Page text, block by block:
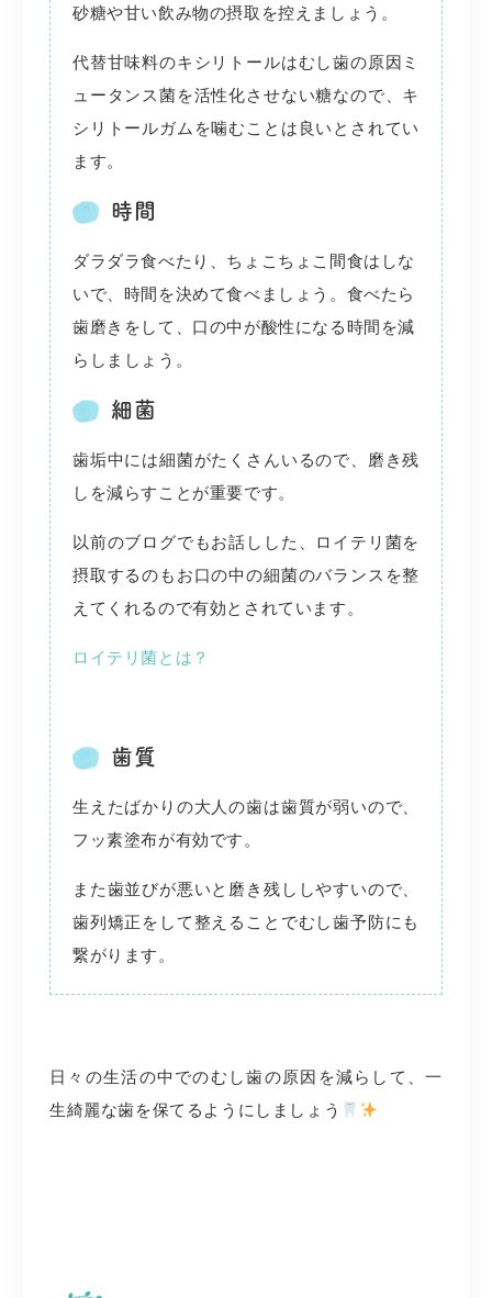
砂糖や甘い飲み物の摂取を控えましょう。
代替甘味料のキシリトールはむし歯の原因ミ
ュータンス菌を活性化させない糖なので、キ
シリトールガムを噛むことは良いとされてい
ます。
時間
ダラダラ食べたり、ちょこちょこ間食はしな
いで、時間を決めて食べましょう。食べたら
歯磨きをして、口の中が酸性になる時間を減
らしましょう。
細菌
歯垢中には細菌がたくさんいるので、磨き残
しを減らすことが重要です。
以前のブログでもお話しした、ロイテリ菌を
摂取するのもお口の中の細菌のバランスを整
えてくれるので有効とされています。
ロイテリ菌とは？
歯質
生えたばかりの大人の歯は歯質が弱いので、
フッ素塗布が有効です。
また歯並びが悪いと磨き残ししやすいので、
歯列矯正をして整えることでむし歯予防にも
繋がります。
日々の生活の中でのむし歯の原因を減らして、一
生綺麗な歯を保てるようにしましょう